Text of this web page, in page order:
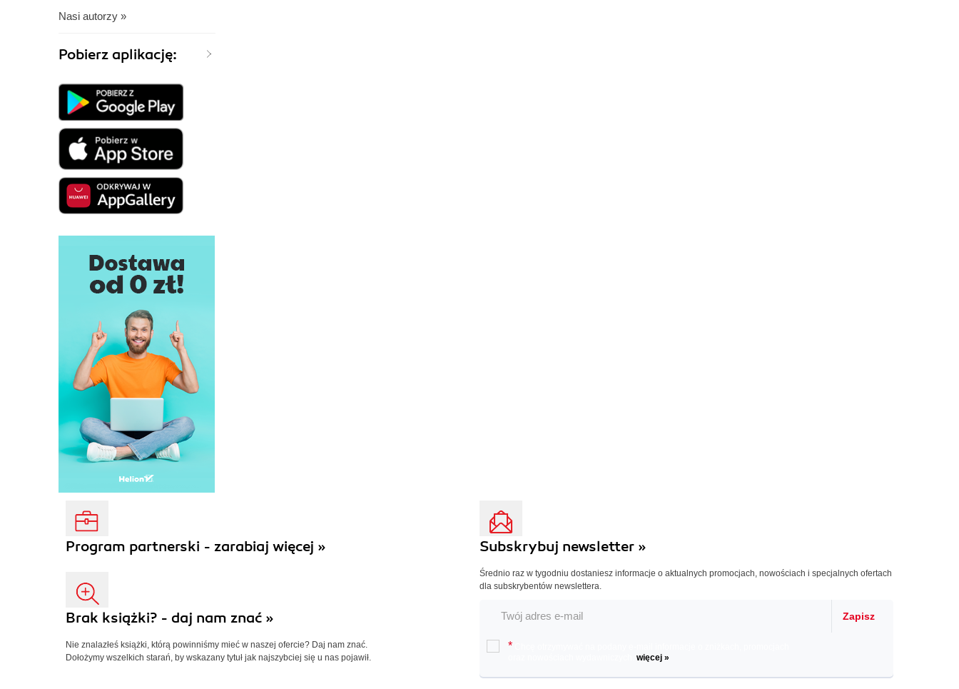
Nasi autorzy »
Pobierz aplikację:
Program partnerski - zarabiaj więcej »
Brak książki? - daj nam znać »
Nie znalazłeś książki, którą powinniśmy mieć w naszej ofercie? Daj nam znać.
Dołożymy wszelkich starań, by wskazany tytuł jak najszybciej się u nas pojawił.
Subskrybuj newsletter »
Średnio raz w tygodniu dostaniesz informacje o aktualnych promocjach, nowościach i specjalnych ofertach
dla subskrybentów newslettera.
Zapisz
*
więcej »